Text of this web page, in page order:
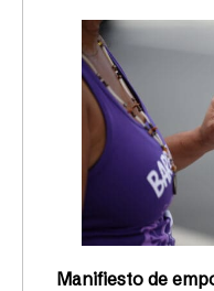
Manifiesto de